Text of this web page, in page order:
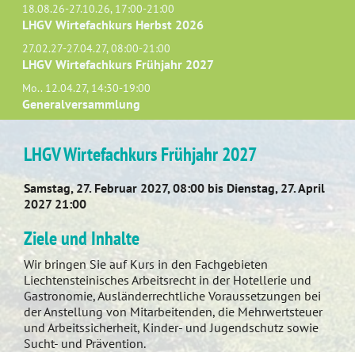
18.08.26-27.10.26, 17:00-21:00
LHGV Wirtefachkurs Herbst 2026
27.02.27-27.04.27, 08:00-21:00
LHGV Wirtefachkurs Frühjahr 2027
Mo.. 12.04.27, 14:30-19:00
Generalversammlung
LHGV Wirtefachkurs Frühjahr 2027
Samstag, 27. Februar 2027, 08:00 bis Dienstag, 27. April
2027 21:00
Ziele und Inhalte
Wir bringen Sie auf Kurs in den Fachgebieten
Liechtensteinisches Arbeitsrecht in der Hotellerie und
Gastronomie, Ausländerrechtliche Voraussetzungen bei
der Anstellung von Mitarbeitenden, die Mehrwertsteuer
und Arbeitssicherheit, Kinder- und Jugendschutz sowie
Sucht- und Prävention.